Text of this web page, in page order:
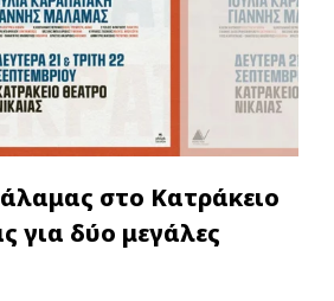
στο Κατράκειο
για δύο μεγάλες